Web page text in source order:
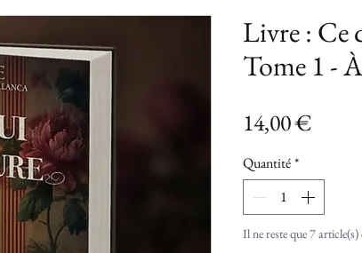
Livre : Ce
Tome 1 -
14,00 €Prix
Quantité*
Il ne reste que 7